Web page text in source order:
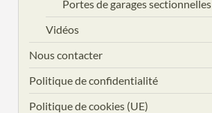
Portes de garages sectionnelles
Vidéos
Nous contacter
Politique de confidentialité
Politique de cookies (UE)